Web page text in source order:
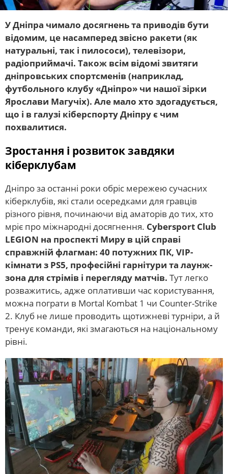
У Дніпра чимало досягнень та приводів бути
відомим, це насамперед звісно ракети (як
натуральні, так і пилососи), телевізори,
радіоприймачі. Також всім відомі звитяги
дніпровських спортсменів (наприклад,
футбольного клубу «Дніпро» чи нашої зірки
Ярослави Магучіх). Але мало хто здогадується,
що і в галузі кіберспорту Дніпру є чим
похвалитися.
Зростання і розвиток завдяки
кіберклубам
Дніпро за останні роки обріс мережею сучасних
кіберклубів, які стали осередками для гравців
різного рівня, починаючи від аматорів до тих, хто
мріє про міжнародні досягнення. Cybersport Club
LEGION на проспекті Миру в цій справі
справжній флагман: 40 потужних ПК, VIP-
кімнати з PS5, професійні гарнітури та лаунж-
зона для стрімів і перегляду матчів. Тут легко
розважитись, адже оплативши час користування,
можна пограти в Mortal Kombat 1 чи Counter-Strike
2. Клуб не лише проводить щотижневі турніри, а й
тренує команди, які змагаються на національному
рівні.